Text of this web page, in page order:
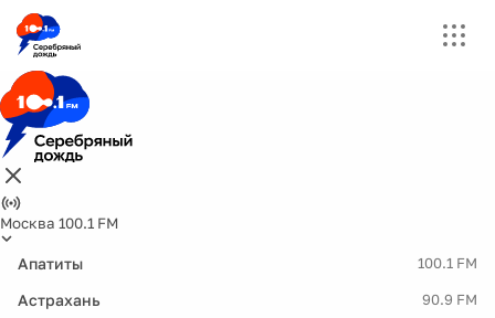
Москва 100.1 FM
Апатиты 100.1 FM
Астрахань 90.9 FM